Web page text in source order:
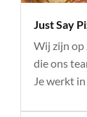
Just Say
Wij zijn op
die ons
Je werkt